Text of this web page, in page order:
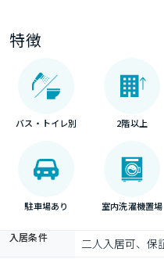
特徴
バス・トイレ別 2階以上
駐車場あり 室内洗濯機置場
入居条件 二人入居可、保